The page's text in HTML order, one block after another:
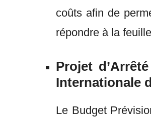
coûts afin de
répondre à la
Projet
Internationale
Le Budget